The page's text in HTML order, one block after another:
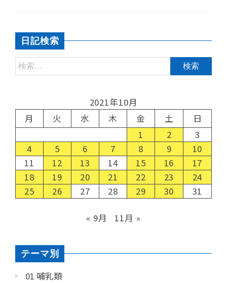
日記検索
2021年10月
月
火 水 木 金 土
日
1
2
3
4
5 6 7 8 9
10
11
12 13 14 15 16
17
18
19 20 21 22 23
24
25
26 27 28 29 30 31
« 9月 11月 »
テーマ別
01 哺乳類